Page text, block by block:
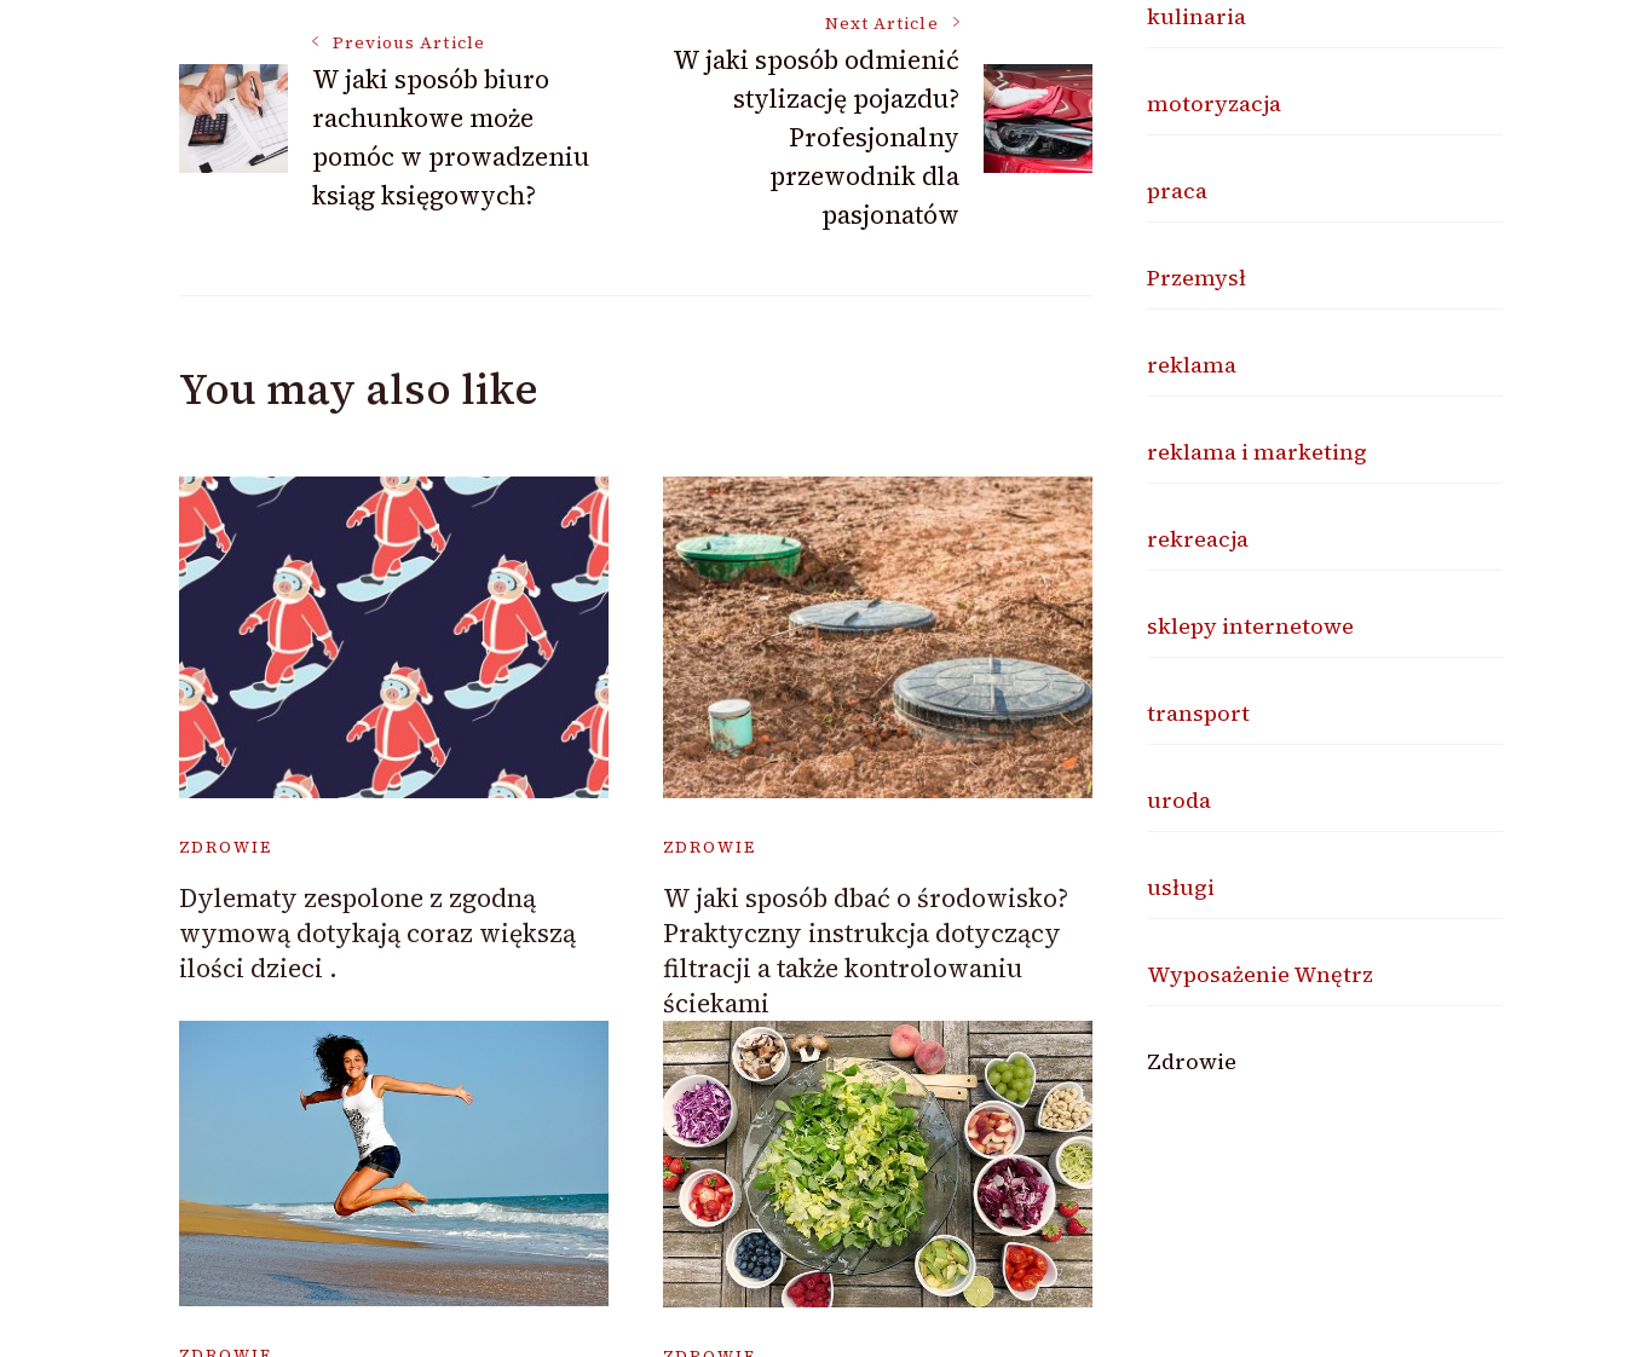
Navigation
Previous Article
W jaki sposób biuro
rachunkowe może
pomóc w prowadzeniu
ksiąg księgowych?
Next Article
W jaki sposób odmienić
stylizację pojazdu?
Profesjonalny
przewodnik dla
pasjonatów
You may also like
ZDROWIE
Dylematy zespolone z zgodną
wymową dotykają coraz większą
ilości dzieci .
ZDROWIE
W jaki sposób dbać o środowisko?
Praktyczny instrukcja dotyczący
filtracji a także kontrolowaniu
ściekami
kulinaria
motoryzacja
praca
Przemysł
reklama
reklama i marketing
rekreacja
sklepy internetowe
transport
uroda
usługi
Wyposażenie Wnętrz
Zdrowie